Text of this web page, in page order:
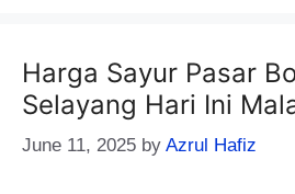
Harga Sayur Pasar
Selayang Hari Ini
June 11, 2025 by Azrul Hafiz